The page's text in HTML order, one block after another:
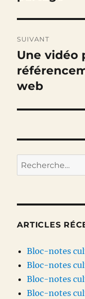
SUIVANT
Publication
suivante :
Une vidéo
web
Recherche
pour :
ARTICLES
Bloc-notes
Bloc-notes
Bloc-notes
Bloc-notes